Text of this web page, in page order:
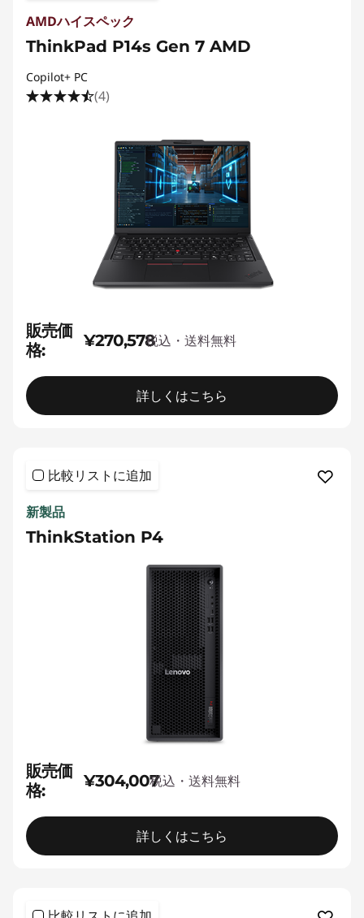
AMDハイスペック
ThinkPad P14s Gen 7 AMD
Copilot+ PC
(4)
販売価
格:
¥270,578税込・送料無料
詳しくはこちら
比較リストに追加
新製品
ThinkStation P4
販売価
格:
¥304,007税込・送料無料
詳しくはこちら